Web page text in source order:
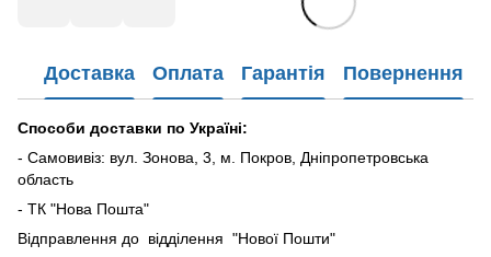
Доставка Оплата Гарантія Повернення
Способи доставки по Україні:
- Самовивіз: вул. Зонова, 3, м. Покров, Дніпропетровська
область
- ТК "Нова Пошта"
Відправлення до відділення "Нової Пошти"